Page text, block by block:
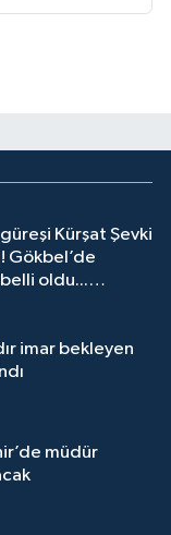
Kürşat Şevki
Gökbel’de
oldu...
imar bekleyen
müdür